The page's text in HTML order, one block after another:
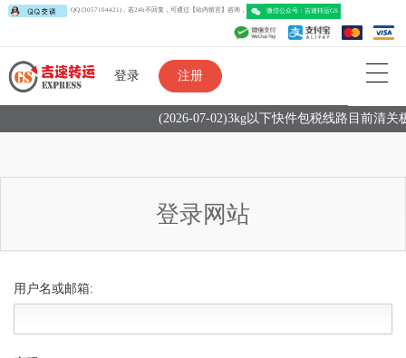
QQ (3057104421)，若24h不回复，可通过【站内留言】咨询， 微信公众号：吉速转运
登录 注册
(2026-07-02)3kg以下快件包税线路目前清关
登录网站
用户名或邮箱: